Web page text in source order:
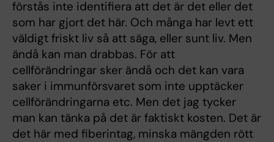
förstås inte identifiera att det är det eller det
som har gjort det här. Och många har levt ett
väldigt friskt liv så att säga, eller sunt liv. Men
ändå kan man drabbas. För att
cellförändringar sker ändå och det kan vara
saker i immunförsvaret som inte upptäcker
cellförändringarna etc. Men det jag tycker
man kan tänka på det är faktiskt kosten. Det är
det här med fiberintag, minska mängden rött